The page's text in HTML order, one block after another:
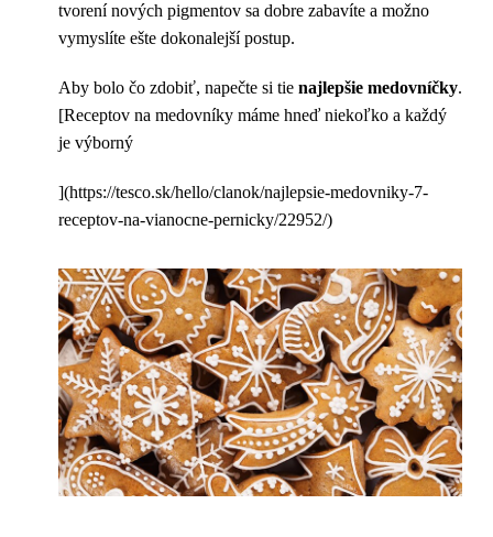
tvorení nových pigmentov sa dobre zabavíte a možno
vymyslíte ešte dokonalejší postup.
Aby bolo čo zdobiť, napečte si tie najlepšie medovníčky.
[Receptov na medovníky máme hneď niekoľko a každý
je výborný
](https://tesco.sk/hello/clanok/najlepsie-medovniky-7-
receptov-na-vianocne-pernicky/22952/)